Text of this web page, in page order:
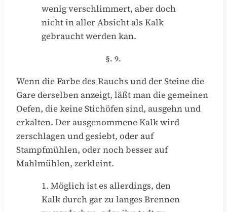
wenig verschlimmert, aber doch
nicht in aller Absicht als Kalk
gebraucht werden kan.
§. 9.
Wenn die Farbe des Rauchs und der Steine die
Gare derselben anzeigt, läßt man die gemeinen
Oefen, die keine Stichöfen sind, ausgehn und
erkalten. Der ausgenommene Kalk wird
zerschlagen und gesiebt, oder auf
Stampfmühlen, oder noch besser auf
Mahlmühlen, zerkleint.
1. Möglich ist es allerdings, den
Kalk durch gar zu langes Brennen